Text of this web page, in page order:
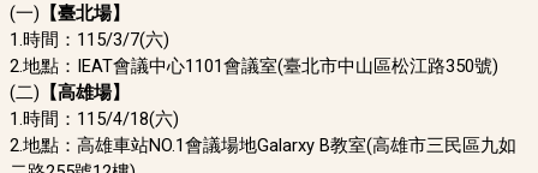
(一) 【臺北場】
1.時間：115/3/7(六)
2.地點：IEAT會議中心1101會議室(臺北市中山區松江路350號)
(二) 【高雄場】
1.時間：115/4/18(六)
2.地點： 高雄車站NO.1會議場地Galarxy B教室(高雄市三民區九如